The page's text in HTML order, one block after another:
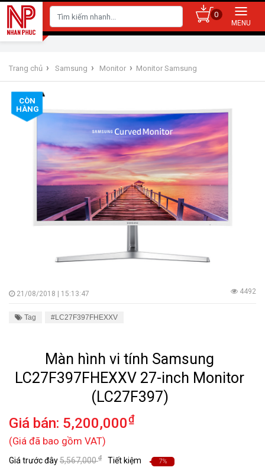
0
Trang chủ › Samsung › Monitor › Monitor Samsung
CÒN
HÀNG
21/08/2018 | 15:13:47 4492
Tag #LC27F397FHEXXV
Màn hình vi tính Samsung
LC27F397FHEXXV 27-inch Monitor
(LC27F397)
Giá bán: 5,200,000₫
(Giá đã bao gồm VAT)
Giá trước đây5,567,000₫ Tiết kiệm 7%